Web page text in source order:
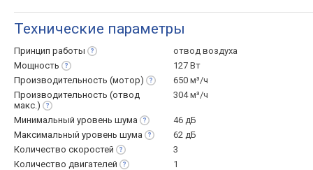
Технические параметры
Принцип работы
отвод воздуха
Мощность
127 Вт
Производительность (мотор)
650 м³/ч
Производительность (отвод
макс.)
304 м³/ч
Минимальный уровень шума
46 дБ
Максимальный уровень шума
62 дБ
Количество скоростей
3
Количество двигателей 1